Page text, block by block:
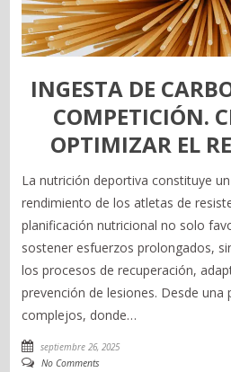
INGESTA DE
COMPETICIÓN.
OPTIMIZAR EL
La nutrición deportiva constituye
rendimiento de los atletas de
planificación nutricional no solo
sostener esfuerzos prolongados,
los procesos de recuperación,
prevención de lesiones. Desde una
complejos, donde…
septiembre 26, 2025
No Comments